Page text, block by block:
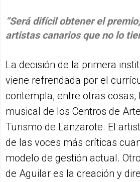
“Será difícil obtener el
artistas canarios que no lo
La decisión de la primera
viene refrendada por el
contempla, entre otras cosas,
musical de los Centros de
Turismo de Lanzarote. El
de las voces más críticas
modelo de gestión actual.
de Aguilar es la creación y